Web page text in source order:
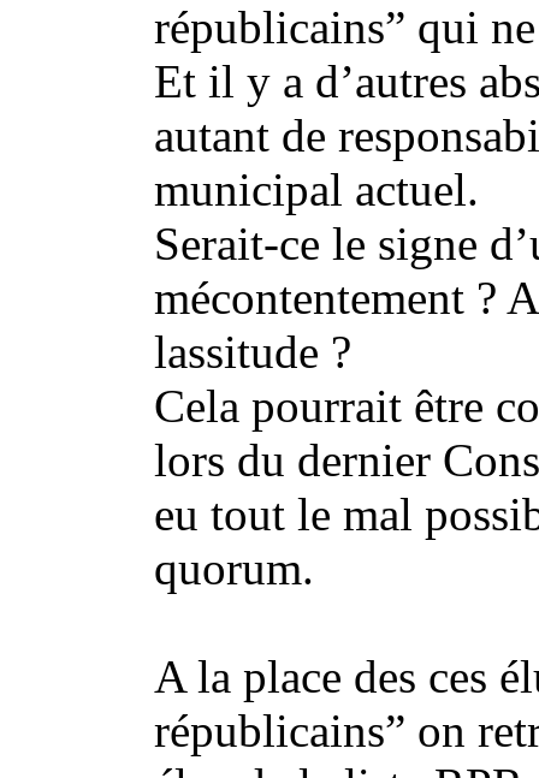
républicains” qui
Et il y a d’autres
autant de
municipal actuel.
Serait-ce le signe
mécontentement ?
lassitude ?
Cela pourrait être
lors du dernier
eu tout le mal
quorum.
A la place des ces
républicains” on